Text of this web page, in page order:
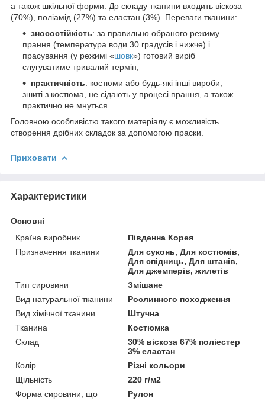
а також шкільної форми. До складу тканини входить віскоза
(70%), поліамід (27%) та еластан (3%). Переваги тканини:
зносостійкість: за правильно обраного режиму
прання (температура води 30 градусів і нижче) і
прасування (у режимі «шовк») готовий виріб
слугуватиме тривалий термін;
практичність: костюми або будь-які інші вироби,
зшиті з костюма, не сідають у процесі прання, а також
практично не мнуться.
Головною особливістю такого матеріалу є можливість
створення дрібних складок за допомогою праски.
Приховати
Характеристики
Основні
Країна виробник
Південна Корея
Призначення тканини
Для суконь, Для костюмів,
Для спідниць, Для штанів,
Для джемперів, жилетів
Тип сировини
Змішане
Вид натуральної тканини
Рослинного походження
Вид хімічної тканини
Штучна
Тканина
Костюмка
Склад
30% віскоза 67% поліестер
3% еластан
Колір
Різні кольори
Щільність
220 г/м2
Форма сировини, що
Рулон